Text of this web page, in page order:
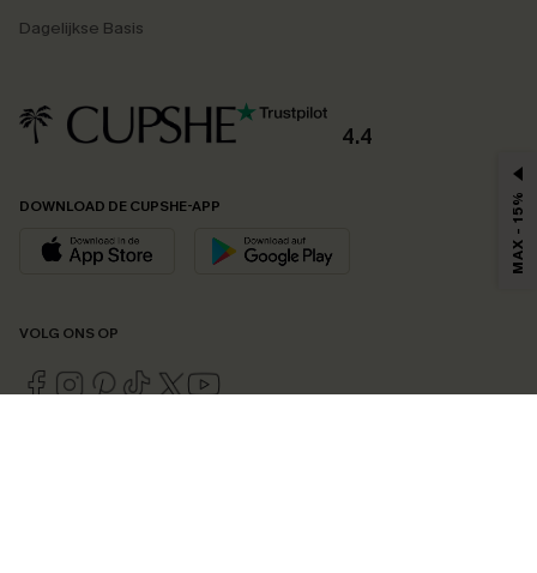
Dagelijkse Basis
4.4
DOWNLOAD DE CUPSHE-APP
VOLG ONS OP
MAX - 15%